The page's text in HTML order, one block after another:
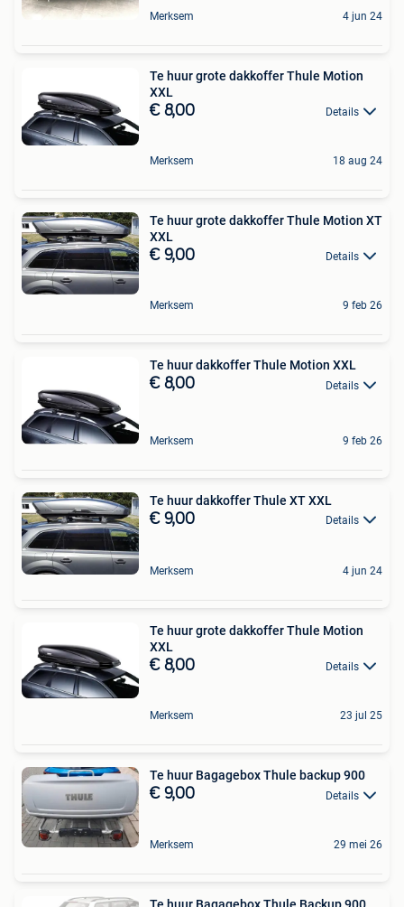
Merksem 4 jun 24
Te huur grote dakkoffer Thule Motion
XXL
€ 8,00 Details
Merksem 18 aug 24
Te huur grote dakkoffer Thule Motion XT
XXL
€ 9,00 Details
Merksem 9 feb 26
Te huur dakkoffer Thule Motion XXL
€ 8,00 Details
Merksem 9 feb 26
Te huur dakkoffer Thule XT XXL
€ 9,00 Details
Merksem 4 jun 24
Te huur grote dakkoffer Thule Motion
XXL
€ 8,00 Details
Merksem 23 jul 25
Te huur Bagagebox Thule backup 900
€ 9,00 Details
Merksem 29 mei 26
Te huur Bagagebox Thule Backup 900